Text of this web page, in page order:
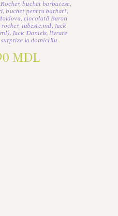
,buchet barbatesc,
,buchet pentru barbati,
, ciocolată Baron
rocher, iubeste.md, Jack
, Jack Daniels,livrare
surprize la domiciliu
MDL